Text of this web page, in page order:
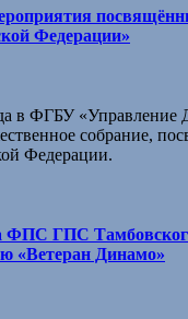
Федерации»
в ФГБУ
собрание,
Федерации.
ФПС ГПС
«Ветеран Динамо»